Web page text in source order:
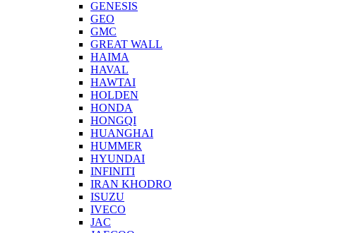
GENESIS
GEO
GMC
GREAT WALL
HAIMA
HAVAL
HAWTAI
HOLDEN
HONDA
HONGQI
HUANGHAI
HUMMER
HYUNDAI
INFINITI
IRAN KHODRO
ISUZU
IVECO
JAC